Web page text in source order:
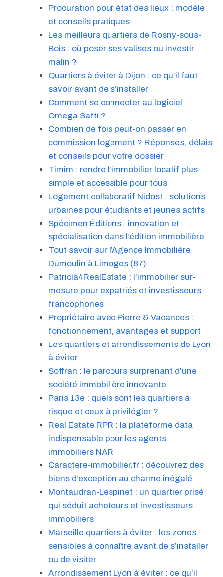
Procuration pour état des lieux : modèle
et conseils pratiques
Les meilleurs quartiers de Rosny-sous-
Bois : où poser ses valises ou investir
malin ?
Quartiers à éviter à Dijon : ce qu’il faut
savoir avant de s’installer
Comment se connecter au logiciel
Omega Safti ?
Combien de fois peut-on passer en
commission logement ? Réponses, délais
et conseils pour votre dossier
Timim : rendre l’immobilier locatif plus
simple et accessible pour tous
Logement collaboratif Nidost : solutions
urbaines pour étudiants et jeunes actifs
Spécimen Éditions : innovation et
spécialisation dans l’édition immobilière
Tout savoir sur l’Agence Immobilière
Dumoulin à Limoges (87)
Patricia4RealEstate : l’immobilier sur-
mesure pour expatriés et investisseurs
francophones
Propriétaire avec Pierre & Vacances :
fonctionnement, avantages et support
Les quartiers et arrondissements de Lyon
à éviter
Soffran : le parcours surprenant d’une
société immobilière innovante
Paris 13e : quels sont les quartiers à
risque et ceux à privilégier ?
Real Estate RPR : la plateforme data
indispensable pour les agents
immobiliers NAR
Caractere-immobilier.fr : découvrez des
biens d’exception au charme inégalé
Montaudran-Lespinet : un quartier prisé
qui séduit acheteurs et investisseurs
immobiliers
Marseille quartiers à éviter : les zones
sensibles à connaître avant de s’installer
ou de visiter
Arrondissement Lyon à éviter : ce qu’il